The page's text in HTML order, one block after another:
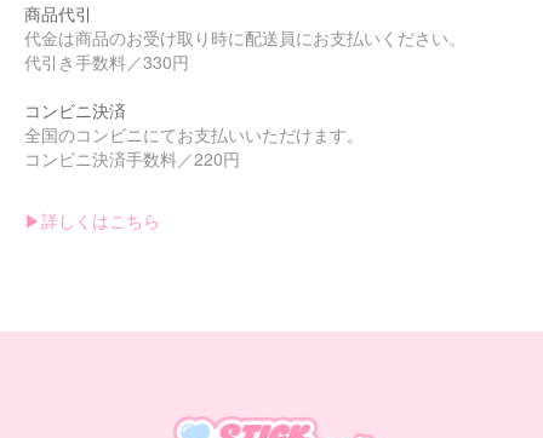
商品代引
代金は商品のお受け取り時に配送員にお支払いください。
代引き手数料／330円
コンビニ決済
全国のコンビニにてお支払いいただけます。
コンビニ決済手数料／220円
▶︎詳しくはこちら